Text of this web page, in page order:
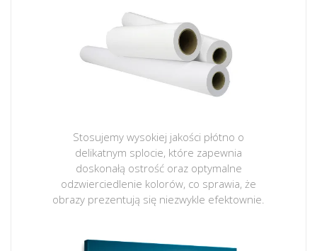
Stosujemy wysokiej jakości płótno o
delikatnym splocie, które zapewnia
doskonałą ostrość oraz optymalne
odzwierciedlenie kolorów, co sprawia, że
obrazy prezentują się niezwykle efektownie.